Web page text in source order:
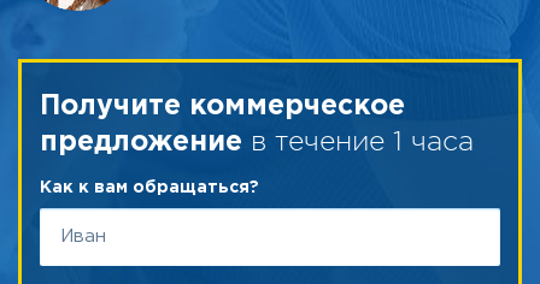
Получите коммерческое
предложение в течение 1 часа
Как к вам обращаться?